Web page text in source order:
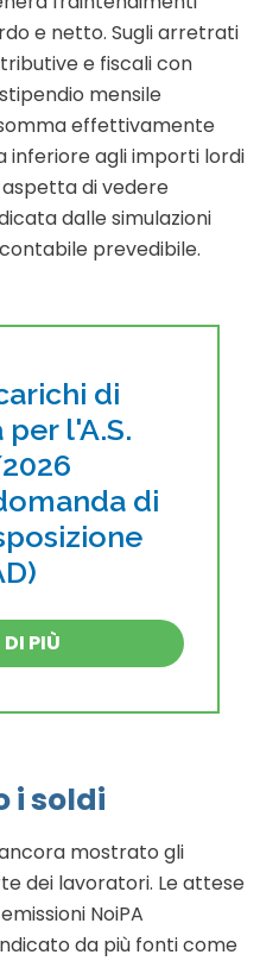
e netto. Sugli arretrati
e fiscali con
mensile
effettivamente
inferiore agli importi lordi
di vedere
dalle simulazioni
prevedibile.
di
l'A.S.
di
PIÙ
i soldi
mostrato gli
dei lavoratori. Le attese
NoiPA
da più fonti come